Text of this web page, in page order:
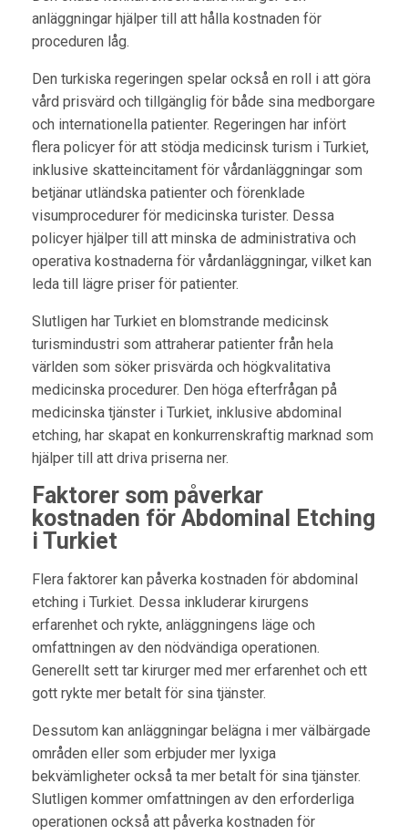
anläggningar hjälper till att hålla kostnaden för
proceduren låg.
Den turkiska regeringen spelar också en roll i att göra
vård prisvärd och tillgänglig för både sina medborgare
och internationella patienter. Regeringen har infört
flera policyer för att stödja medicinsk turism i Turkiet,
inklusive skatteincitament för vårdanläggningar som
betjänar utländska patienter och förenklade
visumprocedurer för medicinska turister. Dessa
policyer hjälper till att minska de administrativa och
operativa kostnaderna för vårdanläggningar, vilket kan
leda till lägre priser för patienter.
Slutligen har Turkiet en blomstrande medicinsk
turismindustri som attraherar patienter från hela
världen som söker prisvärda och högkvalitativa
medicinska procedurer. Den höga efterfrågan på
medicinska tjänster i Turkiet, inklusive abdominal
etching, har skapat en konkurrenskraftig marknad som
hjälper till att driva priserna ner.
Faktorer som påverkar
kostnaden för Abdominal Etching
i Turkiet
Flera faktorer kan påverka kostnaden för abdominal
etching i Turkiet. Dessa inkluderar kirurgens
erfarenhet och rykte, anläggningens läge och
omfattningen av den nödvändiga operationen.
Generellt sett tar kirurger med mer erfarenhet och ett
gott rykte mer betalt för sina tjänster.
Dessutom kan anläggningar belägna i mer välbärgade
områden eller som erbjuder mer lyxiga
bekvämligheter också ta mer betalt för sina tjänster.
Slutligen kommer omfattningen av den erforderliga
operationen också att påverka kostnaden för